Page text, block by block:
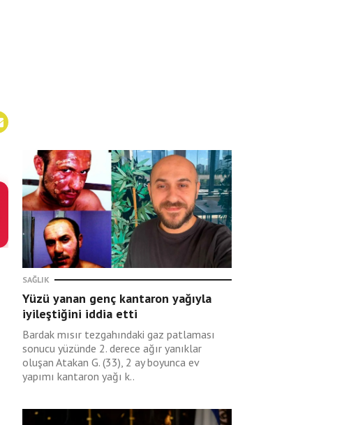
SAĞLIK
Yüzü yanan genç kantaron yağıyla
iyileştiğini iddia etti
Bardak mısır tezgahındaki gaz patlaması
sonucu yüzünde 2. derece ağır yanıklar
oluşan Atakan G. (33), 2 ay boyunca ev
yapımı kantaron yağı k..